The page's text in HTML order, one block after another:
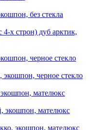
без стекла
х строн) дуб арктик,
черное стекло
черное стекло
мателюкс
экошпон, мателюкс
экошпон, мателюкс